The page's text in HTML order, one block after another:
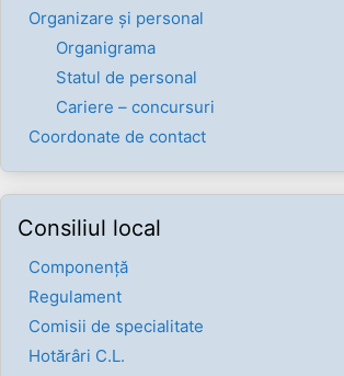
Organizare și personal
Organigrama
Statul de personal
Cariere – concursuri
Coordonate de contact
Consiliul local
Componenţă
Regulament
Comisii de specialitate
Hotărâri C.L.